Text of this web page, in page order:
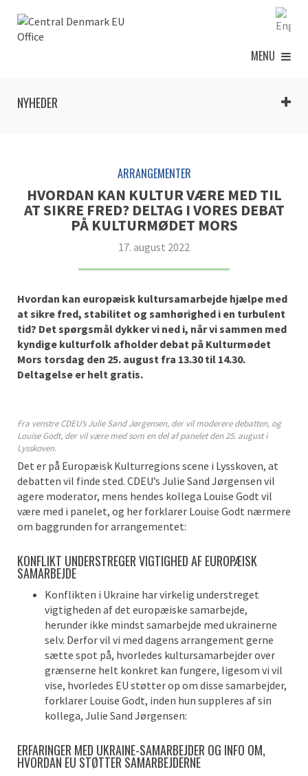
MENU
NYHEDER
ARRANGEMENTER
HVORDAN KAN KULTUR VÆRE MED TIL
AT SIKRE FRED? DELTAG I VORES DEBAT
PÅ KULTURMØDET MORS
17. august 2022
Hvordan kan europæisk kultursamarbejde hjælpe med
at sikre fred, stabilitet og samhørighed i en turbulent
tid? Det spørgsmål dykker vi ned i, når vi sammen med
kyndige kulturfolk afholder debat på Kulturmødet
Mors torsdag den 25. august fra 13.30 til 14.30.
Deltagelse er helt gratis.
Fra venstre CDEU’s Julie Sand Jørgensen, der vil moderere debatten, og
Louise Godt, der vil være med som en del af panelet den 25. august i
Lysskoven.
Det er på Europæisk Kulturregions scene i Lysskoven, at
debatten vil finde sted. CDEU’s Julie Sand Jørgensen vil
agere moderator, mens hendes kollega Louise Godt vil
være med i panelet, og her forklarer Louise Godt nærmere
om baggrunden for arrangementet:
KONFLIKT UNDERSTREGER VIGTIGHED AF EUROPÆISK
SAMARBEJDE
Konflikten i Ukraine har virkelig understreget
vigtigheden af det europæiske samarbejde,
herunder ikke mindst samarbejde med ukrainerne
selv. Derfor vil vi med dagens arrangement gerne
sætte spot på, hvorledes kultursamarbejder over
grænserne helt konkret kan fungere, ligesom vi vil
vise, hvorledes EU støtter op om disse samarbejder,
forklarer Louise Godt, inden hun suppleres af sin
kollega, Julie Sand Jørgensen:
ERFARINGER MED UKRAINE-SAMARBEJDER OG INFO OM,
HVORDAN EU STØTTER SAMARBEJDERNE